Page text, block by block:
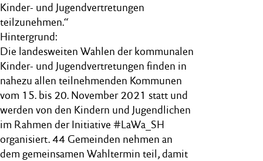
Kinder- und Jugendvertretungen
teilzunehmen.“
Hintergrund:
Die landesweiten Wahlen der kommunalen
Kinder- und Jugendvertretungen finden in
nahezu allen teilnehmenden Kommunen
vom 15. bis 20. November 2021 statt und
werden von den Kindern und Jugendlichen
im Rahmen der Initiative #LaWa_SH
organisiert. 44 Gemeinden nehmen an
dem gemeinsamen Wahltermin teil, damit